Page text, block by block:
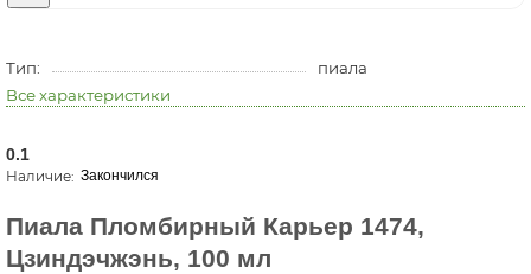
Тип:
пиала
Все характеристики
0.1
Закончился
Пиала Пломбирный Карьер 1474,
Цзиндэчжэнь, 100 мл